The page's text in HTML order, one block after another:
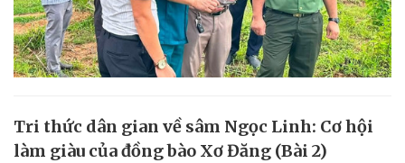
Tri thức dân gian về sâm Ngọc Linh: Cơ hội
làm giàu của đồng bào Xơ Đăng (Bài 2)